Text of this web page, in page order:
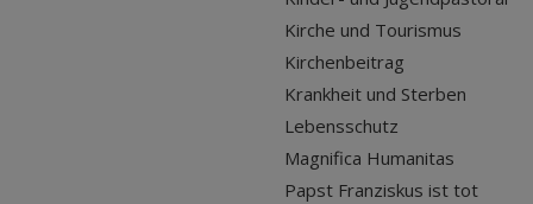
Kirche und Tourismus
Kirchenbeitrag
Krankheit und Sterben
Lebensschutz
Magnifica Humanitas
Papst Franziskus ist tot